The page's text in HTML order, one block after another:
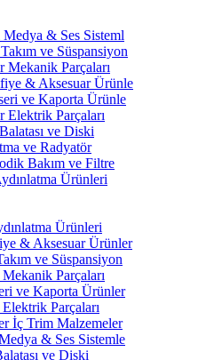
& Ses Sisteml
ve Süspansiyon
Mekanik Parçaları
& Aksesuar Ürünle
ve Kaporta Ürünle
Elektrik Parçaları
ve Diski
ve Radyatör
Bakım ve Filtre
Ürünleri
Ürünleri
& Aksesuar Ürünler
ve Süspansiyon
Parçaları
ve Kaporta Ürünler
Parçaları
İç Trim Malzemeler
& Ses Sistemle
ve Diski